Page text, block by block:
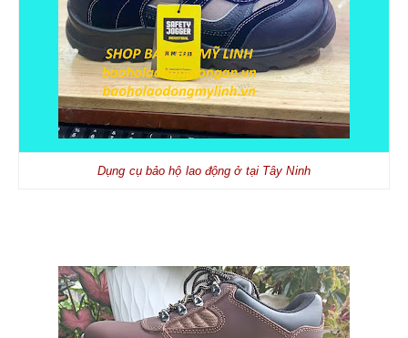
Dụng cụ bảo hộ lao động ở tại Tây Ninh